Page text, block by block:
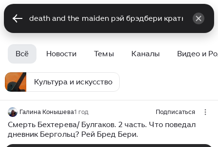
Всё Новости Темы Каналы Видео и
Культура и искусство
Галина Конышева1 год Подписаться
Смерть Бехтерева/ Булгаков. 2 часть. Что поведал
дневник Бергольц? Рей Бред Бери.